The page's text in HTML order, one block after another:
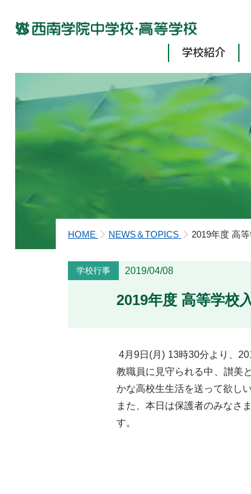
学校紹介
HOME NEWS＆TOPICS 2019年度 高
学校行事 2019/04/08
2019年度 高等学校
4月9日(月) 13時30分より、
教職員に見守られる中、讃美
かな高校生生活を送って欲し
また、本日は保護者のみなさ
す。